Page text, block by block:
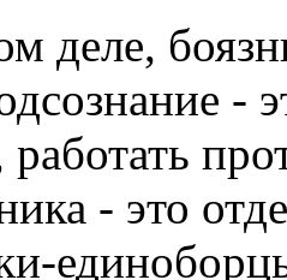
деле,
-
работать
- это